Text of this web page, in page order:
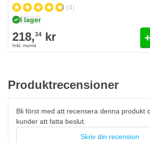
(4)
I lager
218,34 kr
Produktrecensioner
Bli först med att recensera denna produkt
kunder att fatta beslut.
Skriv din recension